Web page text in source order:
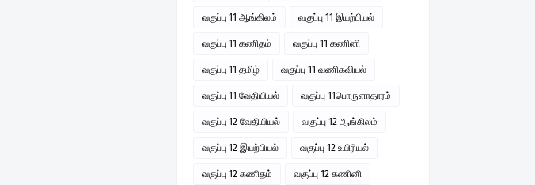
வகுப்பு 11 ஆங்கிலம் வகுப்பு 11 இயற்பியல்
வகுப்பு 11 கணிதம் வகுப்பு 11 கணினி
வகுப்பு 11 தமிழ் வகுப்பு 11 வணிகவியல்
வகுப்பு 11 வேதியியல் வகுப்பு 11பொருளாதாரம்
வகுப்பு 12 வேதியியல் வகுப்பு 12 ஆங்கிலம்
வகுப்பு 12 இயற்பியல் வகுப்பு 12 உயிரியல்
வகுப்பு 12 கணிதம் வகுப்பு 12 கணினி